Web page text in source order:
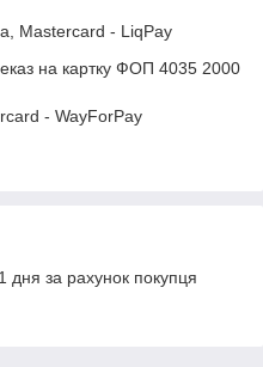
Mastercard - LiqPay
на картку ФОП 4035 2000
- WayForPay
дня за рахунок покупця